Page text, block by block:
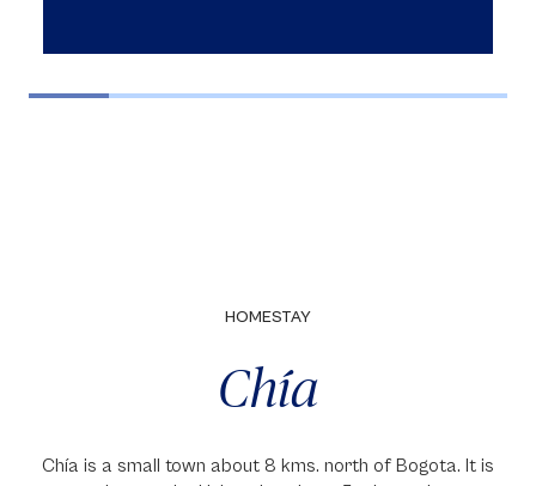
HOMESTAY
Chía
Chía is a small town about 8 kms. north of Bogota. It is